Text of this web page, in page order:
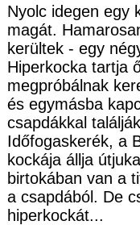
Nyolc idegen egy
magát.
kerültek - egy
Hiperkocka tartja
megpróbálnak
és egymásba
csapdákkal
Időfogaskerék, a
kockája állja
birtokában van a
a csapdából. De
hiperkockát...